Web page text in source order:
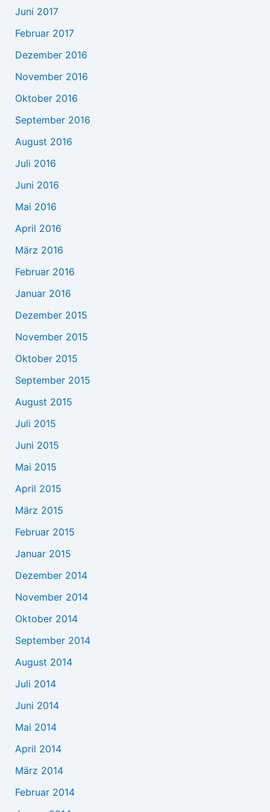
Juni 2017
Februar 2017
Dezember 2016
November 2016
Oktober 2016
September 2016
August 2016
Juli 2016
Juni 2016
Mai 2016
April 2016
März 2016
Februar 2016
Januar 2016
Dezember 2015
November 2015
Oktober 2015
September 2015
August 2015
Juli 2015
Juni 2015
Mai 2015
April 2015
März 2015
Februar 2015
Januar 2015
Dezember 2014
November 2014
Oktober 2014
September 2014
August 2014
Juli 2014
Juni 2014
Mai 2014
April 2014
März 2014
Februar 2014